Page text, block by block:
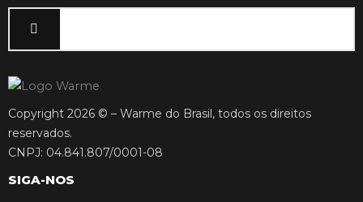
Copyright 2026 © – Warme do Brasil, todos os direitos
reservados.
CNPJ: 04.841.807/0001-08
SIGA-NOS